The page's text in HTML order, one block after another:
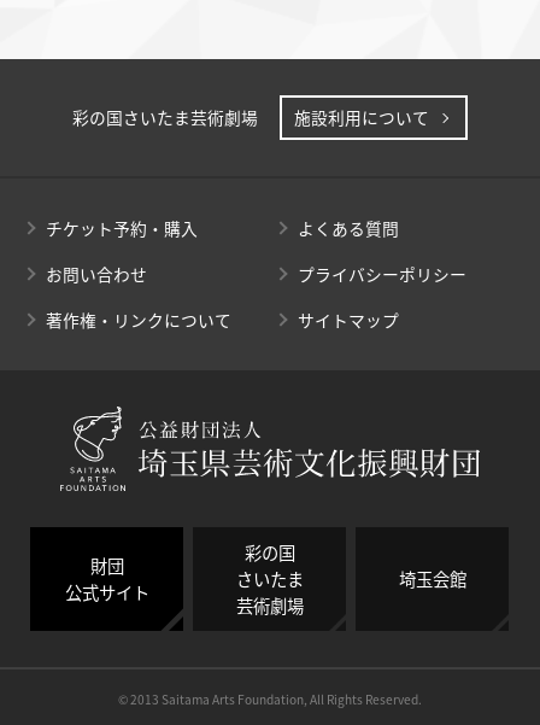
彩の国さいたま芸術劇場 施設利用について
チケット予約・購入
よくある質問
お問い合わせ
プライバシーポリシー
著作権・リンクについて
サイトマップ
財団
公式サイト
彩の国
さいたま
芸術劇場
埼玉会館
© 2013 Saitama Arts Foundation, All Rights Reserved.